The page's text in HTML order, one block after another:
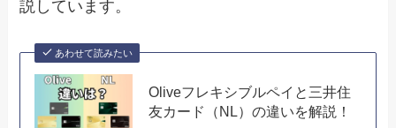
説しています。
あわせて読みたい
Oliveフレキシブルペイと三井住
友カード（NL）の違いを解説！